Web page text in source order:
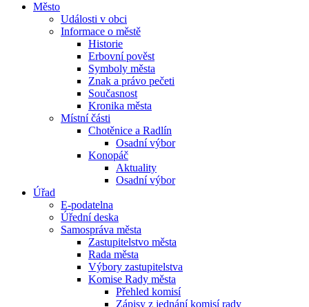
Město
Události v obci
Informace o městě
Historie
Erbovní pověst
Symboly města
Znak a právo pečeti
Současnost
Kronika města
Místní části
Chotěnice a Radlín
Osadní výbor
Konopáč
Aktuality
Osadní výbor
Úřad
E-podatelna
Úřední deska
Samospráva města
Zastupitelstvo města
Rada města
Výbory zastupitelstva
Komise Rady města
Přehled komisí
Zápisy z jednání komisí rady